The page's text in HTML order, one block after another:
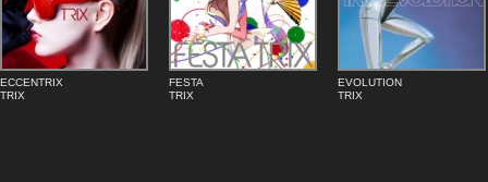
ECCENTRIX
TRIX
FESTA
TRIX
EVOLUTION
TRIX